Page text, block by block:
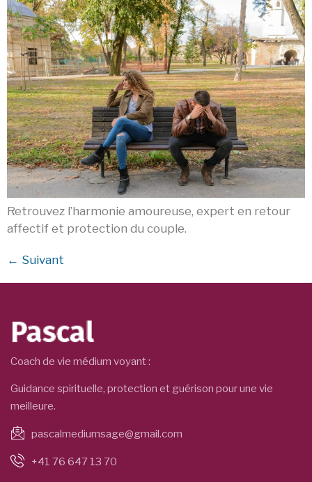
Retrouvez l’harmonie amoureuse, expert en retour
affectif et protection du couple.
← Suivant
Coach de vie médium voyant :
Guidance spirituelle, protection et guérison pour une vie
meilleure.
pascalmediumsage@gmail.com
+41 76 647 13 70